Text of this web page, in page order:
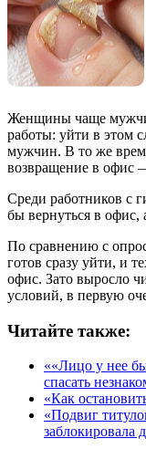
Женщины чаще
работы: уйти в этом
мужчин. В то же
возвращение в офис
Среди работников с
бы вернуться в офис,
По сравнению с
готов сразу уйти, и
офис. Зато выросло
условий, в первую
Читайте также:
««Лицо у нее
спасать
«Как
«Подвиг
заблокировала